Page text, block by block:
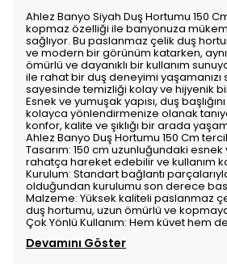
Ahlez Banyo Siyah Duş Hortumu 150
kopmaz özelliği ile banyonuza
sağlıyor. Bu paslanmaz çelik duş
ve modern bir görünüm katarken,
ömürlü ve dayanıklı bir kullanım
ile rahat bir duş deneyimi yaşamanızı
sayesinde temizliği kolay ve hijyenik
Esnek ve yumuşak yapısı, duş
kolayca yönlendirmenize olanak
konfor, kalite ve şıklığı bir arada
Ahlez Banyo Duş Hortumu 150 Cm
Tasarım: 150 cm uzunluğundaki esnek
rahatça hareket edebilir ve kullanım
Kurulum: Standart bağlantı
olduğundan kurulumu son derece
Malzeme: Yüksek kaliteli paslanmaz
duş hortumu, uzun ömürlü ve kopmaya
Çok Yönlü Kullanım: Hem küvet hem
Devamını Göster